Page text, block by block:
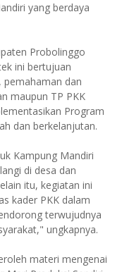
yang berdaya
Probolinggo
ini bertujuan
pemahaman dan
maupun TP PKK
Program
dan berkelanjutan.
Kampung Mandiri
di desa dan
itu, kegiatan ini
kader PKK dalam
terwujudnya
ungkapnya.
materi mengenai